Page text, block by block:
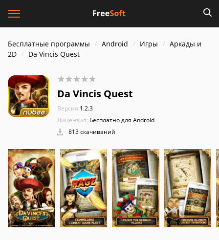
Бесплатные программы Android Игры
Аркады и
2D
Da Vincis Quest
Da Vincis Quest
Версия:1.2.3
Лицензия: Бесплатно для Android
813 скачиваний